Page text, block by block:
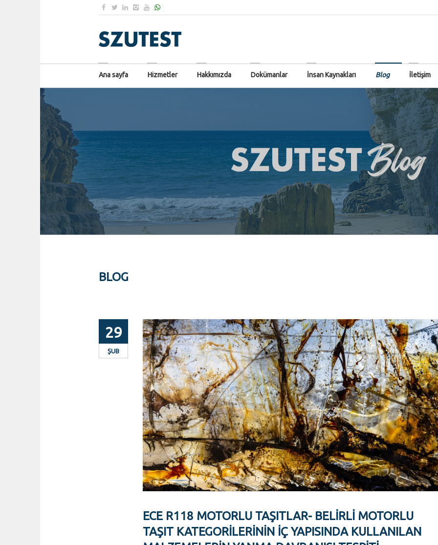
Ana sayfa Hizmetler Hakkımızda Dokümanlar İnsan Kaynakları Blog İletişim
BLOG
29
ŞUB
ECE R118 MOTORLU TAŞITLAR- BELIRLI MOTORLU
TAŞIT KATEGORILERININ İÇ YAPISINDA KULLANILAN